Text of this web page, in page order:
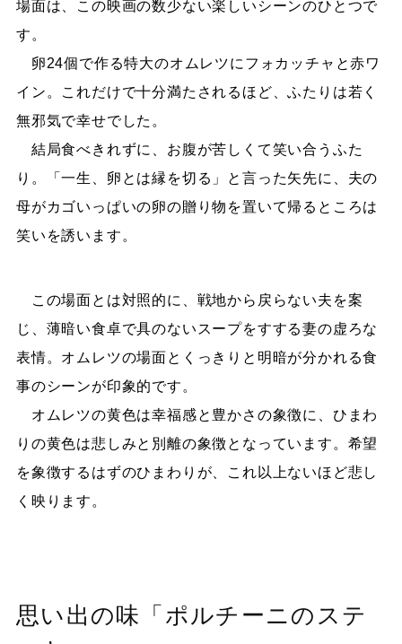
場面は、この映画の数少ない楽しいシーンのひとつで
す。
卵24個で作る特大のオムレツにフォカッチャと赤ワ
イン。これだけで十分満たされるほど、ふたりは若く
無邪気で幸せでした。
結局食べきれずに、お腹が苦しくて笑い合うふた
り。「一生、卵とは縁を切る」と言った矢先に、夫の
母がカゴいっぱいの卵の贈り物を置いて帰るところは
笑いを誘います。
この場面とは対照的に、戦地から戻らない夫を案
じ、薄暗い食卓で具のないスープをすする妻の虚ろな
表情。オムレツの場面とくっきりと明暗が分かれる食
事のシーンが印象的です。
オムレツの黄色は幸福感と豊かさの象徴に、ひまわ
りの黄色は悲しみと別離の象徴となっています。希望
を象徴するはずのひまわりが、これ以上ないほど悲し
く映ります。
思い出の味「ポルチーニのステ